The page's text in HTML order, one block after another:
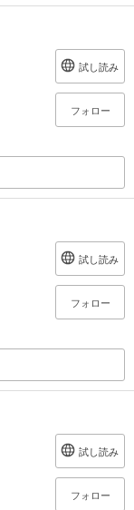
試し読み
フォロー
試し読み
フォロー
試し読み
フォロー